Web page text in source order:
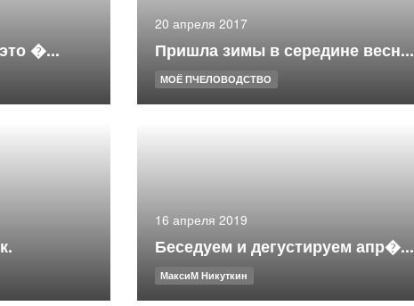
�...
20 апреля 2017
Пришла зимы в середине весн...
МОЁ ПЧЕЛОВОДСТВО
16 апреля 2019
Беседуем и дегустируем апр�...
МаксиМ Никуткин